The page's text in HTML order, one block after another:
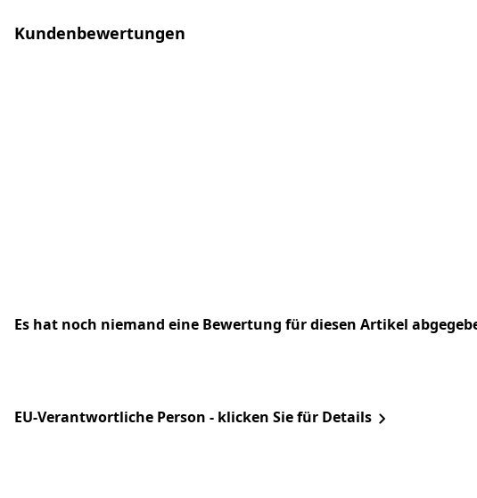
Kundenbewertungen
Es hat noch niemand eine Bewertung für diesen Artikel
EU-Verantwortliche Person - klicken Sie für Details